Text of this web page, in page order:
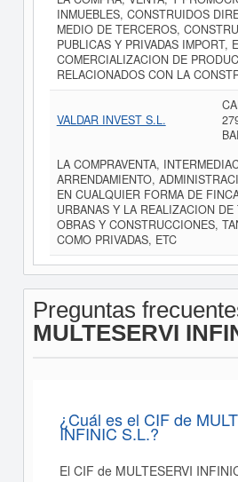
INMUEBLES, CONSTRUIDOS
MEDIO DE TERCEROS,
PUBLICAS Y PRIVADAS IMPORT,
COMERCIALIZACION DE
RELACIONADOS CON LA
VALDAR INVEST S.L.
LA COMPRAVENTA,
ARRENDAMIENTO,
EN CUALQUIER FORMA DE
URBANAS Y LA REALIZACION DE
OBRAS Y CONSTRUCCIONES,
COMO PRIVADAS, ETC
Preguntas
MULTESERVI
¿Cuál es el CIF de
INFINIC S.L.?
El CIF de MULTESERVI